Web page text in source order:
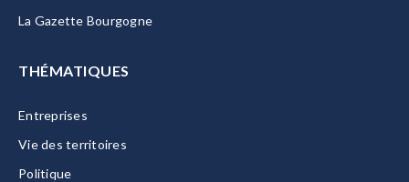
La Gazette Bourgogne
THÉMATIQUES
Entreprises
Vie des territoires
Politique